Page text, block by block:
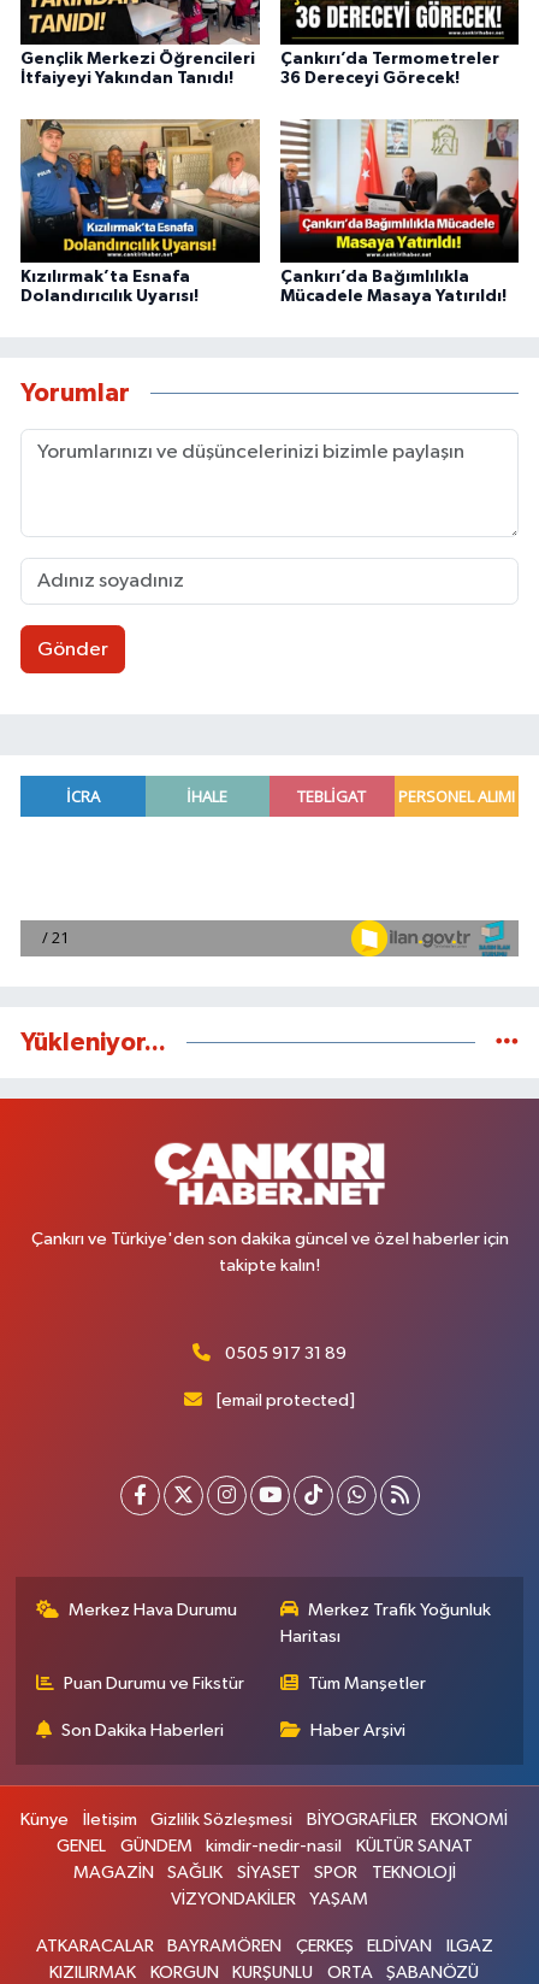
Gençlik Merkezi Öğrencileri
İtfaiyeyi Yakından Tanıdı!
Çankırı’da Termometreler
36 Dereceyi Görecek!
Kızılırmak’ta Esnafa
Dolandırıcılık Uyarısı!
Çankırı’da Bağımlılıkla
Mücadele Masaya Yatırıldı!
Yorumlar
Gönder
Yükleniyor...
Çankırı ve Türkiye'den son dakika güncel ve özel haberler için
takipte kalın!
0505 917 31 89
[email protected]
Merkez Hava Durumu
Merkez Trafik Yoğunluk
Haritası
Puan Durumu ve Fikstür Tüm Manşetler
Son Dakika Haberleri Haber Arşivi
Künye İletişim Gizlilik Sözleşmesi BİYOGRAFİLER
EKONOMİ
GENEL
GÜNDEM kimdir-nedir-nasil
KÜLTÜR SANAT
MAGAZİN
SAĞLIK SİYASET SPOR
TEKNOLOJİ
VİZYONDAKİLER
YAŞAM
ATKARACALAR BAYRAMÖREN ÇERKEŞ ELDİVAN
ILGAZ
KIZILIRMAK
KORGUN KURŞUNLU ORTA ŞABANÖZÜ